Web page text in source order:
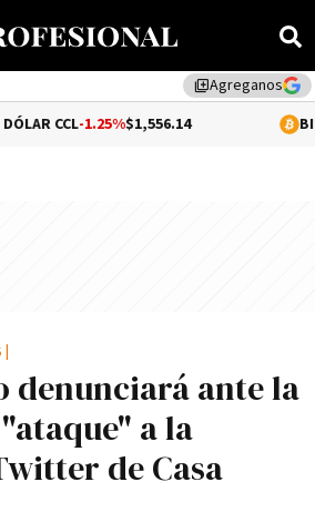
library_addAgreganos
-1.25%$1,556.14
denunciará ante la
a la
de Casa